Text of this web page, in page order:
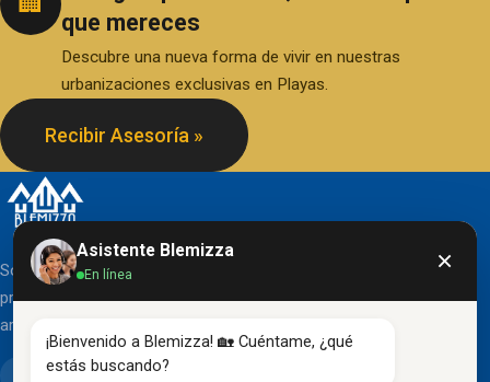
que mereces
Descubre una nueva forma de vivir en nuestras
urbanizaciones exclusivas en Playas.
Recibir Asesoría »
Somos una organización líder en el desarrollo de
proyectos inmobiliarios que destacan por su diseño
arquitectónico clásico y acabados de primera línea.
Asistente Blemizza
En línea ×
¡Bienvenido a Blemizza! 🏡 Cuéntame, ¿qué
estás buscando?